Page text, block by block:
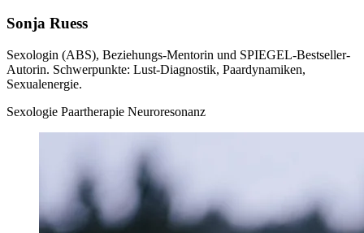
Sonja Ruess
Sexologin (ABS), Beziehungs-Mentorin und SPIEGEL-Bestseller-
Autorin. Schwerpunkte: Lust-Diagnostik, Paardynamiken,
Sexualenergie.
Sexologie Paartherapie Neuroresonanz